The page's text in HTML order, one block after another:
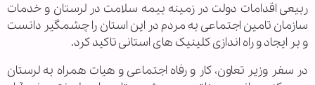
ربیعی اقدامات دولت در زمینه بیمه سلامت در لرستان و خدمات
سازمان تامین اجتماعی به مردم در این استان را چشمگیر دانست
و بر ایجاد و راه اندازی کلینیک های استانی تاکید کرد.
در سفر وزیر تعاون، کار و رفاه اجتماعی و هیات همراه به لرستان